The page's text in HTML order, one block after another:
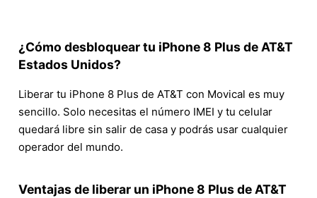
¿Cómo desbloquear tu iPhone 8 Plus de AT&T
Estados Unidos?
Liberar tu iPhone 8 Plus de AT&T con Movical es muy
sencillo. Solo necesitas el número IMEI y tu celular
quedará libre sin salir de casa y podrás usar cualquier
operador del mundo.
Ventajas de liberar un iPhone 8 Plus de AT&T